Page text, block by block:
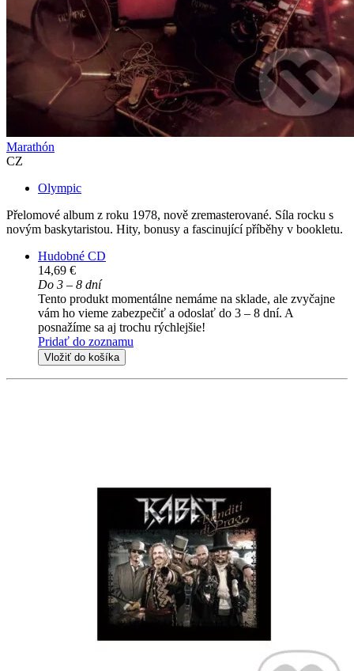
Marathón
CZ
Olympic
Přelomové album z roku 1978, nově zremasterované. Síla rocku s
novým baskytaristou. Hity, bonusy a fascinující příběhy v bookletu.
Hudobné CD
14,69 €
Do 3 – 8 dní
Tento produkt momentálne nemáme na sklade, ale zvyčajne
vám ho vieme zabezpečiť a odoslať do 3 – 8 dní. A
posnažíme sa aj trochu rýchlejšie!
Pridať do zoznamu
Vložiť do košíka